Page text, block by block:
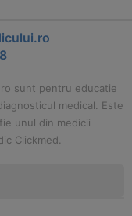
sunt pentru educatie
medical. Este
unul din medicii
Clickmed.